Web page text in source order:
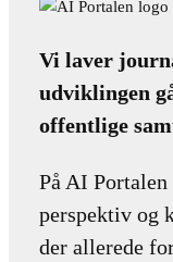
Vi laver
udviklingen
offentlige
På AI
perspektiv og
der allerede